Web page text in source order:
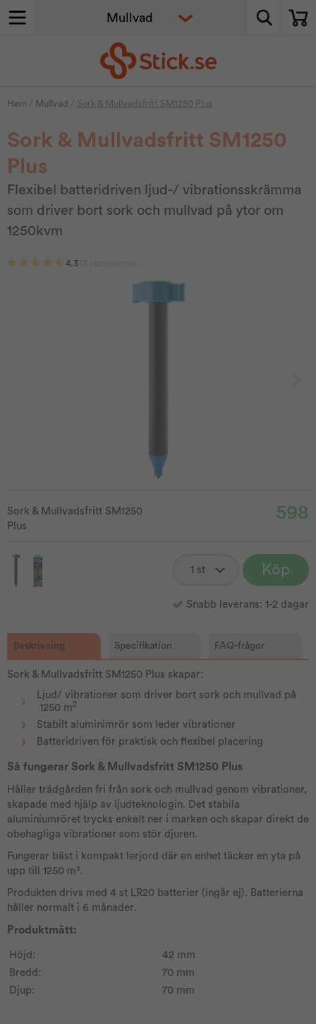
Hem / Mullvad / Sork & Mullvadsfritt SM1250 Plus
Sork & Mullvadsfritt SM1250
Plus
Flexibel batteridriven ljud-/ vibrationsskrämma
som driver bort sork och mullvad på ytor om
1250kvm
4.3
Sork & Mullvadsfritt SM1250
Plus
598
Köp
Snabb leverans: 1-2 dagar
Beskrivning Specifikation FAQ-frågor
Sork & Mullvadsfritt SM1250 Plus skapar:
Ljud/ vibrationer som driver bort sork och mullvad på
1250 m2
Stabilt aluminimrör som leder vibrationer
Batteridriven för praktisk och flexibel placering
Så fungerar Sork & Mullvadsfritt SM1250 Plus
Håller trädgården fri från sork och mullvad genom vibrationer,
skapade med hjälp av ljudteknologin. Det stabila
aluminiumröret trycks enkelt ner i marken och skapar direkt de
obehagliga vibrationer som stör djuren.
Fungerar bäst i kompakt lerjord där en enhet täcker en yta på
upp till 1250 m².
Produkten drivs med 4 st LR20 batterier (ingår ej). Batterierna
håller normalt i 6 månader.
Produktmått:
Höjd:
42 mm
Bredd:
70 mm
Djup:
70 mm